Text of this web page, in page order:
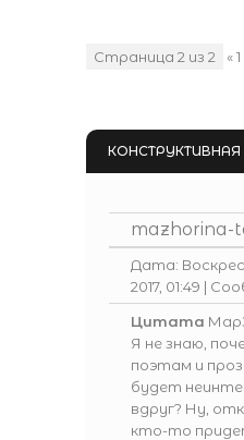
Страница 2 из 2 «1
mazhorina-
Дата:
2017, 01:49 |
Цитата
Я не знаю,
поэтам и
будет
вдруг? Ну,
кто-то